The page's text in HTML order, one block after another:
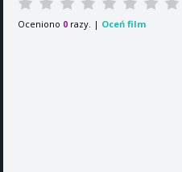
Oceniono 0 razy. | Oceń film